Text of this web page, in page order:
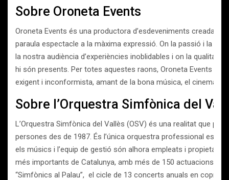
Sobre Oroneta Events
Oroneta Events és una productora d’esdeveniments creada
paraula espectacle a la màxima expressió. On la passió i la
la nostra audiència d’experiències inoblidables i on la qualitat,
hi són presents. Per totes aquestes raons, Oroneta Events
exigent i inconformista, amant de la bona música, el cinema,
Sobre l’Orquestra Simfònica del
L’Orquestra Simfònica del Vallès (OSV) és una realitat que
persones des de 1987. És l’única orquestra professional
els músics i l’equip de gestió són alhora empleats i
més importants de Catalunya, amb més de 150 actuacions
“Simfònics al Palau”, el cicle de 13 concerts anuals en